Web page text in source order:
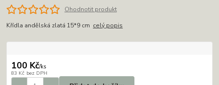
Ohodnotit produkt
Křídla andělská zlatá 15*9 cm celý popis
100 Kč/ks
83 Kč bez DPH